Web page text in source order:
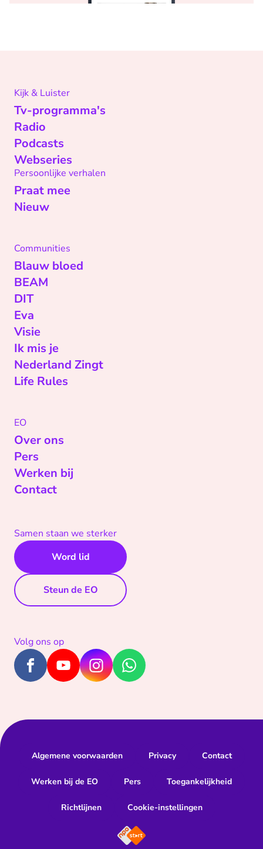
Kijk & Luister
Tv-programma's
Radio
Podcasts
Webseries
Persoonlijke verhalen
Praat mee
Nieuw
Communities
Blauw bloed
BEAM
DIT
Eva
Visie
Ik mis je
Nederland Zingt
Life Rules
EO
Over ons
Pers
Werken bij
Contact
Samen staan we sterker
Word lid
Steun de EO
Volg ons op
Algemene voorwaarden Privacy Contact
Werken bij de EO Pers Toegankelijkheid
Richtlijnen Cookie-instellingen